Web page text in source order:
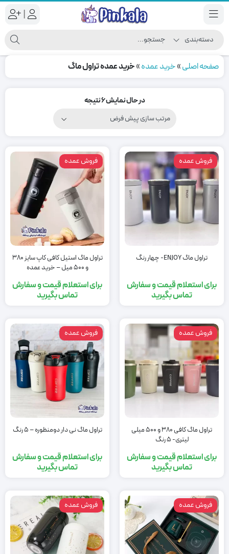
|
صفحه اصلی»خرید عمده»خرید عمده تراول ماگ
در حال نمایش 6 نتیجه
فروش عمده
تراول ماگ ENJOY- چهار رنگ
برای استعلام قیمت و سفارش
تماس بگیرید
فروش عمده
تراول ماگ استیل کافی کاپ سایز 380
و 500 میل – خرید عمده
برای استعلام قیمت و سفارش
تماس بگیرید
فروش عمده
تراول ماگ کافی 380 و 500 میلی
لیتری- 5 رنگ
برای استعلام قیمت و سفارش
تماس بگیرید
فروش عمده
تراول ماگ نی دار دومنظوره – 5 رنگ
برای استعلام قیمت و سفارش
تماس بگیرید
فروش عمده فروش عمده